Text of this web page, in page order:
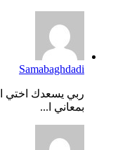
Samabaghdadi
ربي يسعدك اختي
بمعاني ا...